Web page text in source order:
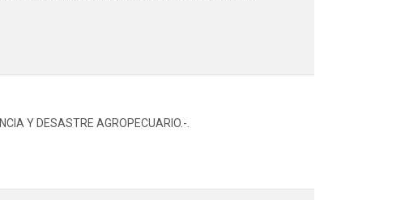
Y DESASTRE AGROPECUARIO.-.